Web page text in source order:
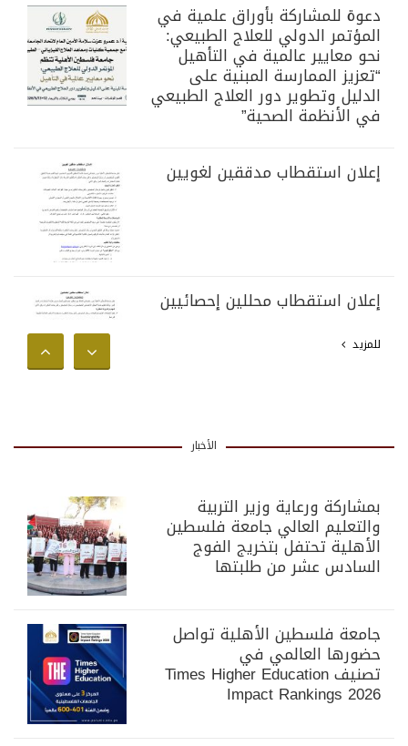
دعوة للمشاركة بأوراق علمية في
المؤتمر الدولي للعلاج الطبيعي:
نحو معايير عالمية في التأهيل
“تعزيز الممارسة المبنية على
الدليل وتطوير دور العلاج الطبيعي
في الأنظمة الصحية”
إعلان استقطاب مدققين لغويين
إعلان استقطاب محللين إحصائيين
للمزيد
الأخبار
بمشاركة ورعاية وزير التربية
والتعليم العالي جامعة فلسطين
الأهلية تحتفل بتخريج الفوج
السادس عشر من طلبتها
جامعة فلسطين الأهلية تواصل
حضورها العالمي في
تصنيف Times Higher Education
Impact Rankings 2026